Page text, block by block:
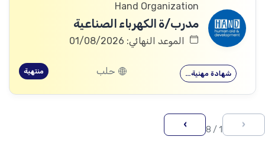
Hand Organization
مدرب/ة الكهرباء الصناعية
الموعد النهائي: 01/08/2026
شهادة مهنية… حلب منتهية
‹
1 / 8
›